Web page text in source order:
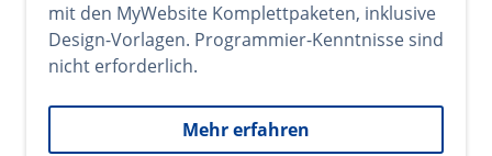
mit den MyWebsite Komplettpaketen, inklusive
Design-Vorlagen. Programmier-Kenntnisse sind
nicht erforderlich.
Mehr erfahren